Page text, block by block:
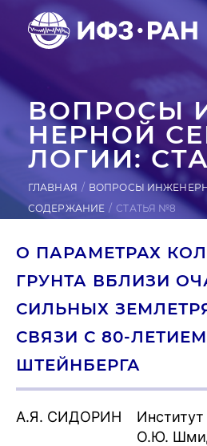
ВОПРОСЫ
НЕР­НОЙ
ЛОГИИ:
ГЛАВНАЯ
ВОПРОСЫ
СОДЕРЖАНИЕ
СТАТЬЯ №8
О ПАРАМЕТРАХ
ГРУНТА ВБЛИЗИ
СИЛЬНЫХ
СВЯЗИ С 80-
ШТЕЙНБЕРГА
А.Я. СИДОРИН
О.Ю.